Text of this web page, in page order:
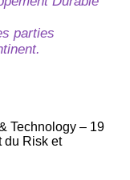
parties